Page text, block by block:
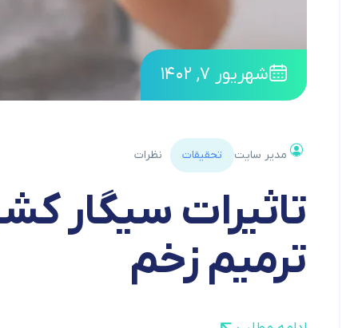
شهریور ۷, ۱۴۰۲
مدیر سایت تحقیقات نظرات
تاثیرات سیگار
ترمیم زخم